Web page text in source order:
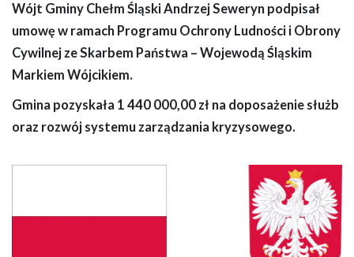
Wójt Gminy Chełm Śląski Andrzej Seweryn podpisał
umowę w ramach Programu Ochrony Ludności i Obrony
Cywilnej ze Skarbem Państwa – Wojewodą Śląskim
Markiem Wójcikiem.
Gmina pozyskała 1 440 000,00 zł na doposażenie służb
oraz rozwój systemu zarządzania kryzysowego.